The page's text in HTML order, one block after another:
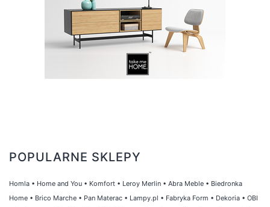
POPULARNE SKLEPY
Homla • Home and You • Komfort • Leroy Merlin • Abra Meble • Biedronka
Home • Brico Marche • Pan Materac • Lampy.pl • Fabryka Form • Dekoria • OBI